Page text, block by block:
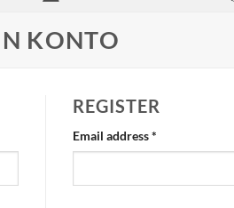
KONTO
REGISTER
Email address*